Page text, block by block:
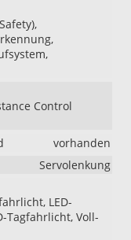
Control
vorhanden
Servolenkung
LED-
Tagfahrlicht, Voll-